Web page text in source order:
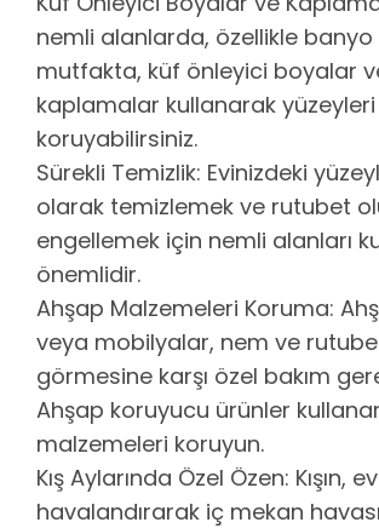
nemli alanlarda, özellikle banyo
mutfakta, küf önleyici boyalar
kaplamalar kullanarak yüzeyleri
koruyabilirsiniz.
Sürekli Temizlik: Evinizdeki
olarak temizlemek ve rutubet
engellemek için nemli alanları
önemlidir.
Ahşap Malzemeleri Koruma:
veya mobilyalar, nem ve
görmesine karşı özel bakım
Ahşap koruyucu ürünler
malzemeleri koruyun.
Kış Aylarında Özel Özen: Kışın,
havalandırarak iç mekan